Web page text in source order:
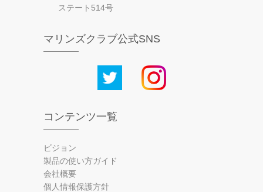
ステート514号
マリンズクラブ公式SNS
コンテンツ一覧
ビジョン
製品の使い方ガイド
会社概要
個人情報保護方針